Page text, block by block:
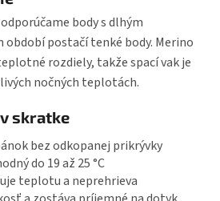
body s dlhým
období postačí tenké body. Merino
rozdiely, takže spací vak je
nočných teplotách.
skratke
bez odkopanej prikrývky
do 19 až 25 °C
teplotu a neprehrieva